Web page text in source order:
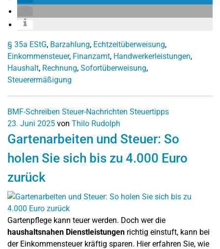
§ 35a EStG, Barzahlung, Echtzeitüberweisung,
Einkommensteuer, Finanzamt, Handwerkerleistungen,
Haushalt, Rechnung, Sofortüberweisung,
Steuerermäßigung
BMF-Schreiben Steuer-Nachrichten Steuertipps
23. Juni 2025 von Thilo Rudolph
Gartenarbeiten und Steuer: So
holen Sie sich bis zu 4.000 Euro
zurück
Gartenpflege kann teuer werden. Doch wer die
haushaltsnahen Dienstleistungen richtig einstuft, kann bei
der Einkommensteuer kräftig sparen. Hier erfahren Sie, wie